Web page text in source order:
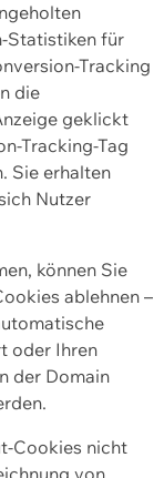
Statistiken für
Tracking
die
geklickt
Tracking-Tag
Sie erhalten
Nutzer
können Sie
ablehnen –
oder Ihren
der Domain
Cookies nicht